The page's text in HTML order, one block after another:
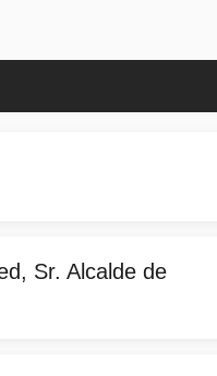
Sr. Alcalde de